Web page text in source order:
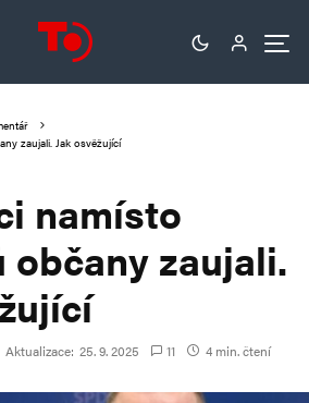
zaujali. Jak osvěžující
namísto
zaujali.
Aktualizace: 25. 9. 2025 11 4 min. čtení